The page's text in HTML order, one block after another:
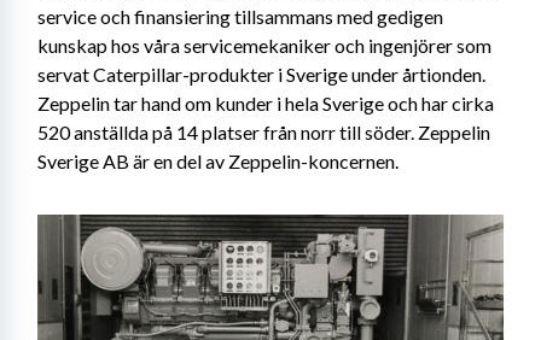
service och finansiering tillsammans med gedigen
kunskap hos våra servicemekaniker och ingenjörer som
servat Caterpillar-produkter i Sverige under årtionden.
Zeppelin tar hand om kunder i hela Sverige och har cirka
520 anställda på 14 platser från norr till söder. Zeppelin
Sverige AB är en del av Zeppelin-koncernen.